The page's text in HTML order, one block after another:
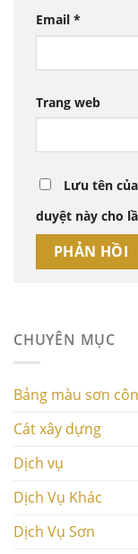
Email *
Trang web
Lưu tên
duyệt này cho
CHUYÊN MỤC
Bảng màu sơn
Cát xây dựng
Dịch vụ
Dịch Vụ Khác
Dịch Vụ Sơn